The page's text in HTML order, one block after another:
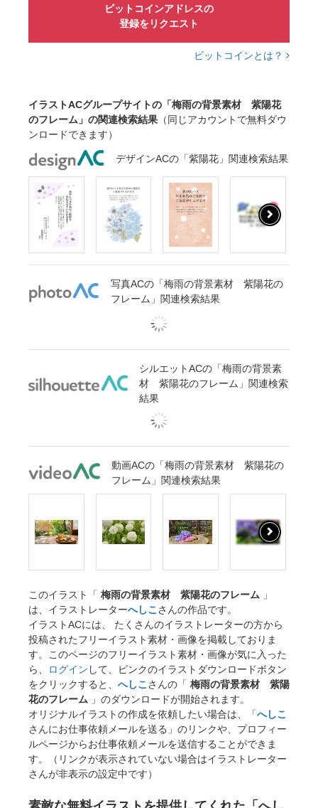
ビットコインアドレスの
登録をリクエスト
ビットコインとは？
イラストACグループサイトの「梅雨の背景素材 紫陽花
のフレーム」の関連検索結果 （同じアカウントで無料ダウ
ンロードできます）
デザインACの「紫陽花」関連検索結果
写真ACの「梅雨の背景素材 紫陽花の
フレーム」関連検索結果
シルエットACの「梅雨の背景素
材 紫陽花のフレーム」関連検索
結果
動画ACの「梅雨の背景素材 紫陽花の
フレーム」関連検索結果
このイラスト「 梅雨の背景素材 紫陽花のフレーム 」
は、イラストレーターへしこ さんの作品です。
イラストACには、 たくさんのイラストレーターの方から
投稿されたフリーイラスト素材・画像を掲載しておりま
す。このページのフリーイラスト素材・画像が気に入った
ら、
ログイン して、ピンクのイラストダウンロードボタン
をクリックすると、 へしこ さんの「 梅雨の背景素材 紫陽
花のフレーム 」のダウンロードが開始されます。
オリジナルイラストの作成を依頼したい場合は、「へしこ
さんにお仕事依頼メールを送る」のリンクや、プロフィー
ルページからお仕事依頼メールを送信することができま
す。（リンクが表示されていない場合はイラストレーター
さんが非表示の設定中です）